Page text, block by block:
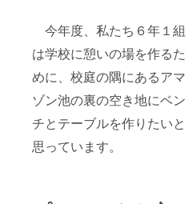
今年度、私たち６年１組
は学校に憩いの場を作るた
めに、校庭の隅にあるアマ
ゾン池の裏の空き地にベン
チとテーブルを作りたいと
思っています。